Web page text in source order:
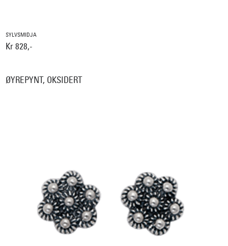
SYLVSMIDJA
Kr 828,-
ØYREPYNT, OKSIDERT